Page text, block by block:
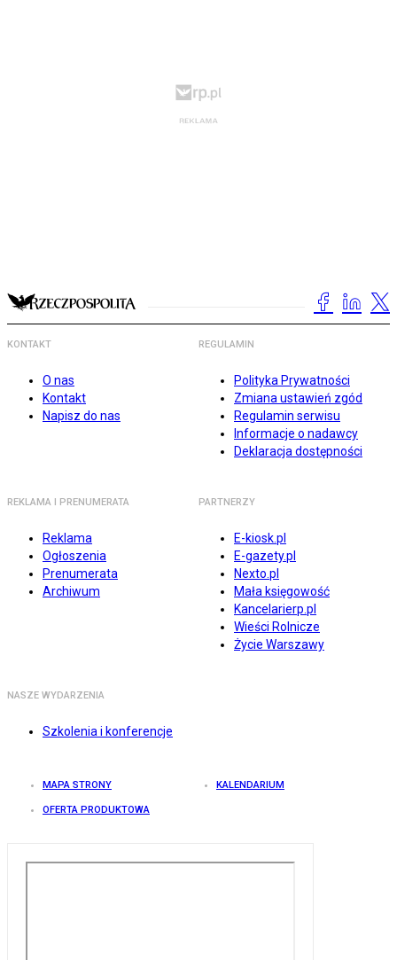
KONTAKT
O nas
Kontakt
Napisz do nas
REGULAMIN
Polityka Prywatności
Zmiana ustawień zgód
Regulamin serwisu
Informacje o nadawcy
Deklaracja dostępności
REKLAMA I PRENUMERATA
Reklama
Ogłoszenia
Prenumerata
Archiwum
PARTNERZY
E-kiosk.pl
E-gazety.pl
Nexto.pl
Mała księgowość
Kancelarierp.pl
Wieści Rolnicze
Życie Warszawy
NASZE WYDARZENIA
Szkolenia i konferencje
MAPA STRONY KALENDARIUM
OFERTA PRODUKTOWA